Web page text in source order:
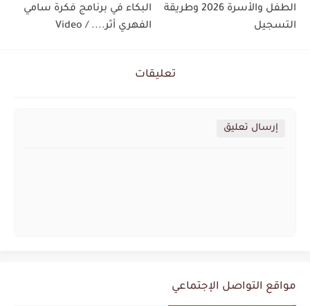
الطفل والأسرة 2026 وطريقة
التسجيل
البكاء في برنامج فكرة سامي
الفهري أثر.... / Video
تعليقات
إرسال تعليق
مواقع التواصل الإجتماعي